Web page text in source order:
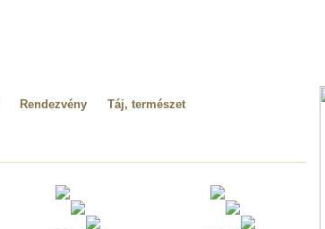
Rendezvény Táj, természet